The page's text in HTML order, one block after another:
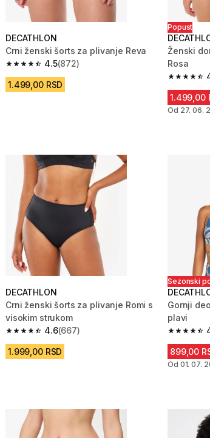
DECATHLON
Crni ženski šorts za plivanje Reva
4.5
4.5 od 5 zvezdica from 872 Recenzije
(872)
1.499,00 RSD
Popust
Ženski
Rosa
4.6 od 5
1.499,00
Od 27. 06.
DECATHLON
Crni ženski šorts za plivanje Romi s
visokim strukom
4.6
4.6 od 5 zvezdica from 667 Recenzije
(667)
1.999,00 RSD
Sezonski
Gornji
plavi
4.7 od 5
899,00
Od 01. 07.